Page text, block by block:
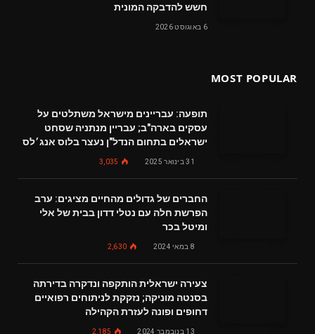
חשש להדבקה המונית
6 באוגוסט 2026
MOST POPULAR
תופעה: עבריינים מישראל משתלטים על
עסקים בארה"ב; עבריין מנתניה שסחט
ישראלים בתחום הנדל"ן נעצר בלוס אנג׳לס
31 בינואר 2025 3,035
החברים של גדולים מהחיים מציגים: ערב
הפרשת חלה עם נטלי דדון בבית של אלי
ומיטל בכר
8 במאי 2024 2,630
צעירה ישראלית הותקפה ונדקרה בדירתה
בסנטה מוניקה; נזקקת לניתוחים רפואיים
דחופים ופונה לעזרת הקהילה
13 בנובמבר 2024 2,185